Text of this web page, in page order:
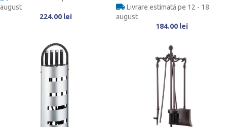
august
224.00 lei
Livrare estimată pe 12 - 18
august
184.00 lei